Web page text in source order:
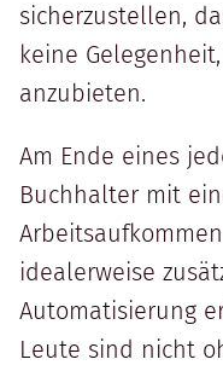
sicherzustellen,
keine
anzubieten.
Am Ende eines
Buchhalter mit
idealerweise
Automatisierung
Leute sind nicht